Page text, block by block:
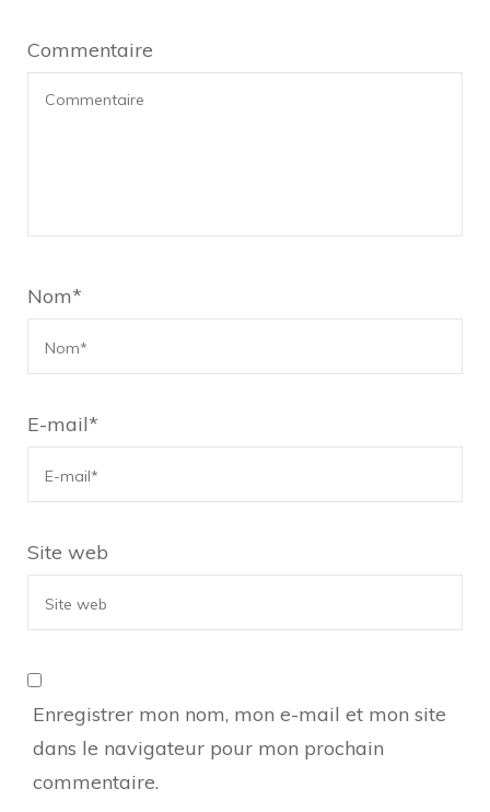
Commentaire
Nom*
E-mail*
Site web
Enregistrer mon nom, mon e-mail et mon site
dans le navigateur pour mon prochain
commentaire.